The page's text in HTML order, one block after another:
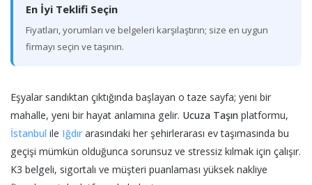
En İyi Teklifi Seçin
Fiyatları, yorumları ve belgeleri karşılaştırın; size en uygun
firmayı seçin ve taşının.
Eşyalar sandıktan çıktığında başlayan o taze sayfa; yeni bir
mahalle, yeni bir hayat anlamına gelir. Ucuza Taşın platformu,
İstanbul ile Iğdırarasındaki her şehirlerarası ev taşımasında bu
geçişi mümkün olduğunca sorunsuz ve stressiz kılmak için çalışır.
K3 belgeli, sigortalı ve müşteri puanlaması yüksek nakliye